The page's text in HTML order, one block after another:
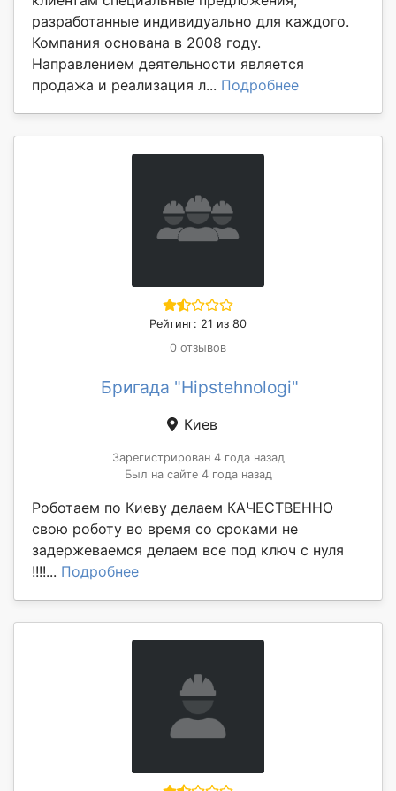
разработанные индивидуально для каждого.
Компания основана в 2008 году.
Направлением деятельности является
продажа и реализация л... Подробнее
Рейтинг: 21 из 80
0 отзывов
Бригада "Hipstehnologi"
Киев
Зарегистрирован 4 года назад
Был на сайте 4 года назад
Роботаем по Киеву делаем КАЧЕСТВЕННО
свою роботу во время со сроками не
задержеваемся делаем все под ключ с нуля
!!!!... Подробнее